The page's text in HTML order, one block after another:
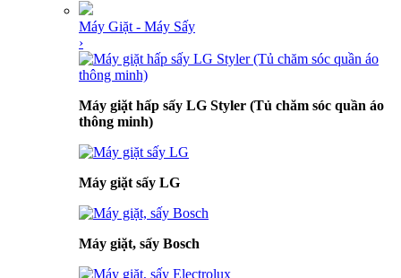
Máy Giặt - Máy Sấy
›
Máy giặt hấp sấy LG Styler (Tủ chăm sóc quần áo
thông minh)
Máy giặt sấy LG
Máy giặt, sấy Bosch